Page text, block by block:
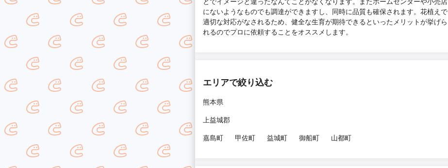
にないようなものでも調達ができますし、同時に品質も確保されます。花植えで
適切な対応がなされるため、健全な生育が期待できるといったメリットが挙げら
れるのでプロに依頼することをオススメします。
エリアで絞り込む
熊本県
上益城郡
嘉島町
甲佐町 益城町 御船町 山都町